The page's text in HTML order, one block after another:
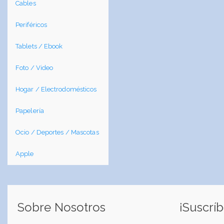
Cables
Periféricos
Tablets / Ebook
Foto / Video
Hogar / Electrodomésticos
Papelería
Ocio / Deportes / Mascotas
Apple
Sobre Nosotros